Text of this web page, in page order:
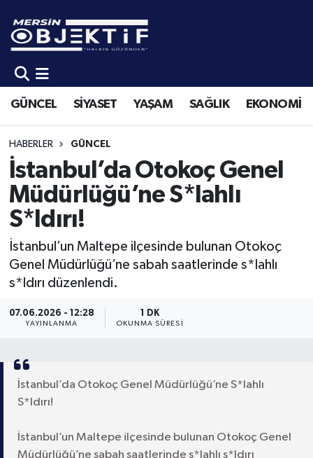
GÜNCEL SİYASET YAŞAM SAĞLIK EKONOMİ
HABERLER GÜNCEL
İstanbul’da Otokoç Genel
Müdürlüğü’ne S*lahlı
S*ldırı!
İstanbul’un Maltepe ilçesinde bulunan Otokoç
Genel Müdürlüğü’ne sabah saatlerinde s*lahlı
s*ldırı düzenlendi.
07.06.2026 - 12:28
YAYINLANMA
1 DK
OKUNMA SÜRESI
İstanbul’da Otokoç Genel Müdürlüğü’ne S*lahlı
S*ldırı!
İstanbul’un Maltepe ilçesinde bulunan Otokoç Genel
Müdürlüğü’ne sabah saatlerinde s*lahlı s*ldırı
GÜNCEL
SİYASET
YAŞAM
SAĞLIK
EKONOMİ
KÜLTÜR-SANAT
Mersin Hava Durumu
Mersin Trafik Yoğunluk Haritası
Süper Lig Puan Durumu ve Fikstür
Tüm Manşetler
Son Dakika Haberleri